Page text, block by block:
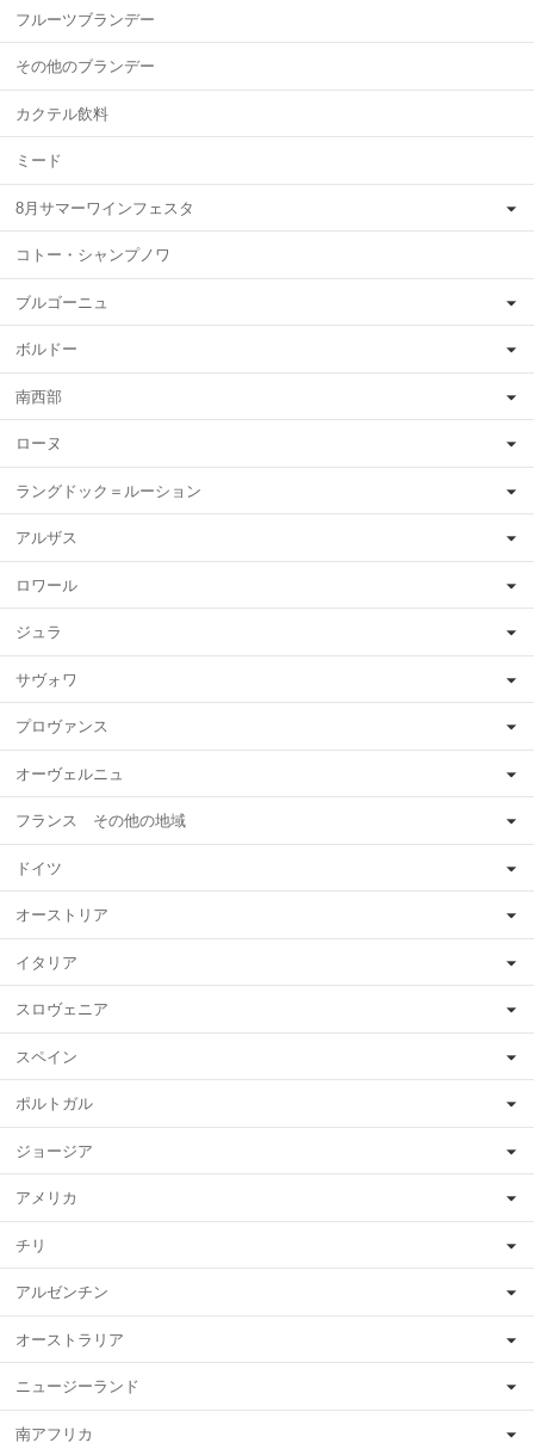
フルーツブランデー
その他のブランデー
カクテル飲料
ミード
8月サマーワインフェスタ
コトー・シャンプノワ
ブルゴーニュ
ボルドー
南西部
ローヌ
ラングドック＝ルーション
アルザス
ロワール
ジュラ
サヴォワ
プロヴァンス
オーヴェルニュ
フランス その他の地域
ドイツ
オーストリア
イタリア
スロヴェニア
スペイン
ポルトガル
ジョージア
アメリカ
チリ
アルゼンチン
オーストラリア
ニュージーランド
南アフリカ